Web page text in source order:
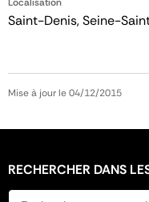
Saint-Denis, Seine-
Mise à jour le 04/12/2015
RECHERCHER DANS